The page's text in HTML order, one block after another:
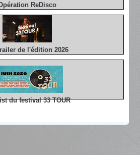
ReDisco
de l'édition 2026
du festival 33 TOUR